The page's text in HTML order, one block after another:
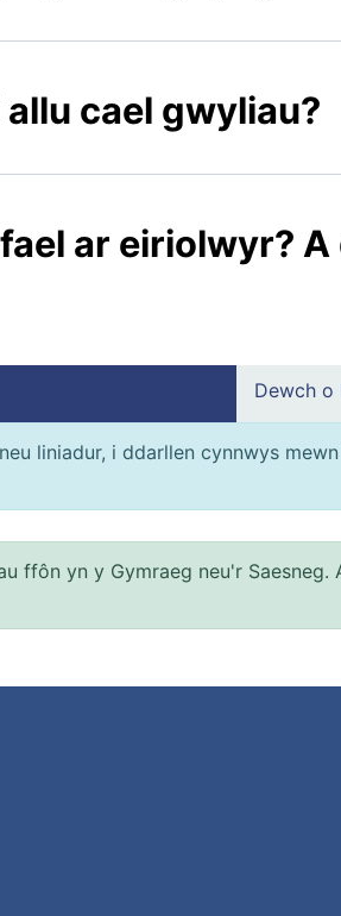
cael gwyliau?
ar eiriolwyr?
Dewch o
liniadur, i ddarllen cynnwys
ffôn yn y Gymraeg neu'r